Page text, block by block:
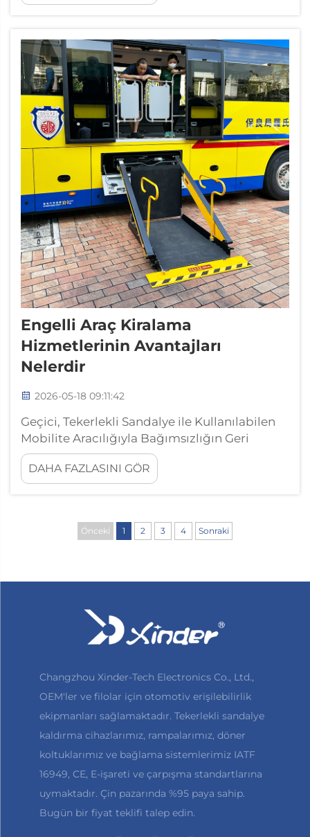
değiştirilmiş standart bir binek otomobil,
Engelli Araç Kiralama
Hizmetlerinin Avantajları
Nelerdir
2026-05-18 09:11:42
Geçici, Tekerlekli Sandalye ile Kullanılabilen
Mobilite Aracılığıyla Bağımsızlığın Geri
Kazanılması Güvenilir bir tekerlekli sandalye
ile kullanılabilen araç erişimi, günlük yaşamı
doğrudan dönüştürür. Birçok kişi için kısa
sağlar—uzun...
DAHA FAZLASINI GÖR
Önceki 1 2 3 4 Sonraki
Changzhou Xinder-Tech Electronics Co., Ltd.,
OEM'ler ve filolar için otomotiv erişilebilirlik
ekipmanları sağlamaktadır. Tekerlekli sandalye
kaldırma cihazlarımız, rampalarımız, döner
koltuklarımız ve bağlama sistemlerimiz IATF
16949, CE, E-işareti ve çarpışma standartlarına
uymaktadır. Çin pazarında %95 paya sahip.
Bugün bir fiyat teklifi talep edin.